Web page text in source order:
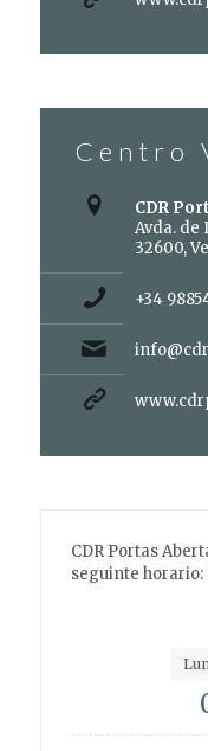
Centro
CDR
Avda. de
32600,
+34
CDR Portas
seguinte horario: